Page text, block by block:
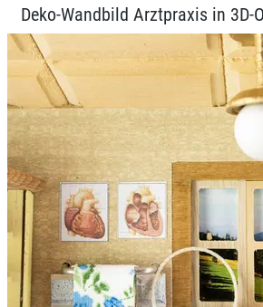
Deko-Wandbild Arztpraxis in 3D-